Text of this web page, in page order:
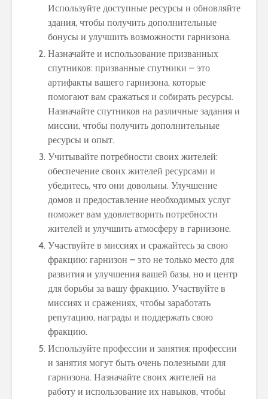
Используйте доступные ресурсы и обновляйте
здания, чтобы получить дополнительные
бонусы и улучшить возможности гарнизона.
Назначайте и использование призванных
спутников: призванные спутники – это
артифакты вашего гарнизона, которые
помогают вам сражаться и собирать ресурсы.
Назначайте спутников на различные задания и
миссии, чтобы получить дополнительные
ресурсы и опыт.
Учитывайте потребности своих жителей:
обеспечение своих жителей ресурсами и
убедитесь, что они довольны. Улучшение
домов и предоставление необходимых услуг
поможет вам удовлетворить потребности
жителей и улучшить атмосферу в гарнизоне.
Участвуйте в миссиях и сражайтесь за свою
фракцию: гарнизон – это не только место для
развития и улучшения вашей базы, но и центр
для борьбы за вашу фракцию. Участвуйте в
миссиях и сражениях, чтобы заработать
репутацию, награды и поддержать свою
фракцию.
Используйте профессии и занятия: профессии
и занятия могут быть очень полезными для
гарнизона. Назначайте своих жителей на
работу и использование их навыков, чтобы